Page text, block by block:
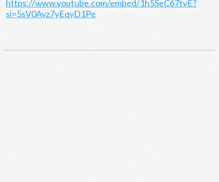
https://www.youtube.com/embed/1h5SeC67tvE?
si=5sV0Ayz7yEqyD1Pe